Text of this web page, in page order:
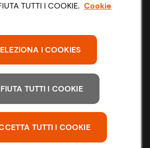
Servizio clienti
TUTTI I COOKIE. Cookie
I COOKIES
TUTTI I COOKIE
ACCETTA TUTTI I COOKIE